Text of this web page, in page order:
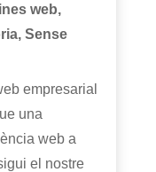
web,
, Sense
empresarial
una
web a
el nostre